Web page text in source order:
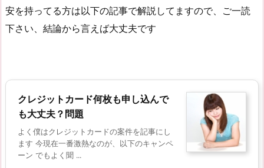
安を持ってる方は以下の記事で解説してますので、ご一読
下さい、結論から言えば大丈夫です
クレジットカード何枚も申し込んで
も大丈夫？問題
よく僕はクレジットカードの案件を記事にし
ます 今現在一番激熱なのが、以下のキャンペ
ーン でもよく聞 ...